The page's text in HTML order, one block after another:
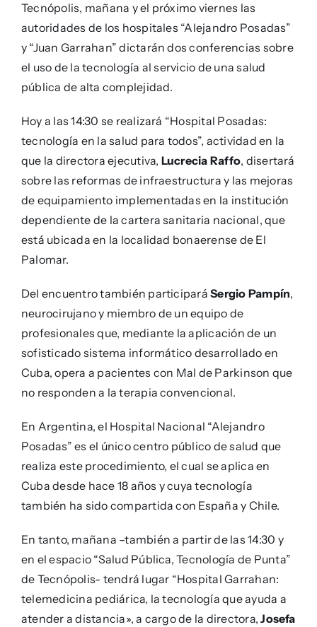
Tecnópolis, mañana y el próximo viernes las
autoridades de los hospitales “Alejandro Posadas”
y “Juan Garrahan” dictarán dos conferencias sobre
el uso de la tecnología al servicio de una salud
pública de alta complejidad.
Hoy a las 14:30 se realizará “Hospital Posadas:
tecnología en la salud para todos”, actividad en la
que la directora ejecutiva, Lucrecia Raffo, disertará
sobre las reformas de infraestructura y las mejoras
de equipamiento implementadas en la institución
dependiente de la cartera sanitaria nacional, que
está ubicada en la localidad bonaerense de El
Palomar.
Del encuentro también participaráSergio Pampín,
neurocirujano y miembro de un equipo de
profesionales que, mediante la aplicación de un
sofisticado sistema informático desarrollado en
Cuba, opera a pacientes con Mal de Parkinson que
no responden a la terapia convencional.
En Argentina, el Hospital Nacional “Alejandro
Posadas” es el único centro público de salud que
realiza este procedimiento, el cual se aplica en
Cuba desde hace 18 años y cuya tecnología
también ha sido compartida con España y Chile.
En tanto, mañana –también a partir de las 14:30 y
en el espacio “Salud Pública, Tecnología de Punta”
de Tecnópolis- tendrá lugar “Hospital Garrahan:
telemedicina pediárica, la tecnología que ayuda a
atender a distancia», a cargo de la directora,Josefa